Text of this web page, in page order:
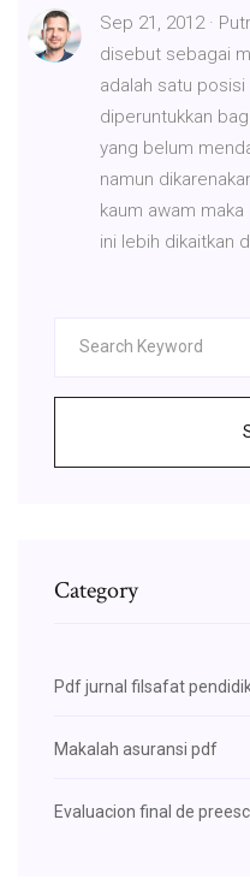
Sep 21, 2012 ·
disebut sebagai
adalah satu posisi
diperuntukkan
yang belum
namun
kaum awam
ini lebih dikaitkan
Category
Pdf jurnal filsafat
Makalah asuransi pdf
Evaluacion final de